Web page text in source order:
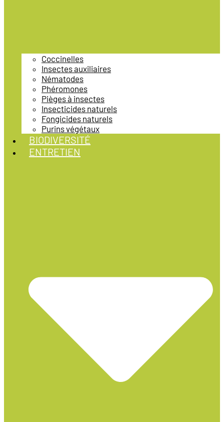
Coccinelles
Insectes auxiliaires
Nématodes
Phéromones
Pièges à insectes
Insecticides naturels
Fongicides naturels
Purins végétaux
BIODIVERSITÉ
ENTRETIEN